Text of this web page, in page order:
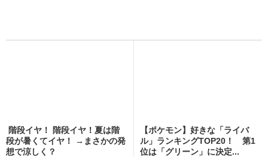
階段イヤ！ 階段イヤ！夏は階
段が暑くてイヤ！ →まさかの発
想で涼しく？
【ポケモン】好きな「ライバ
ル」ランキングTOP20！ 第1
位は「グリーン」に決定...